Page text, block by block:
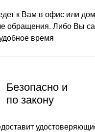
к Вам в офис или
обращения. Либо Вы
время
Безопасно и
по закону